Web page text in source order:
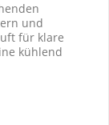
und
für klare
kühlend